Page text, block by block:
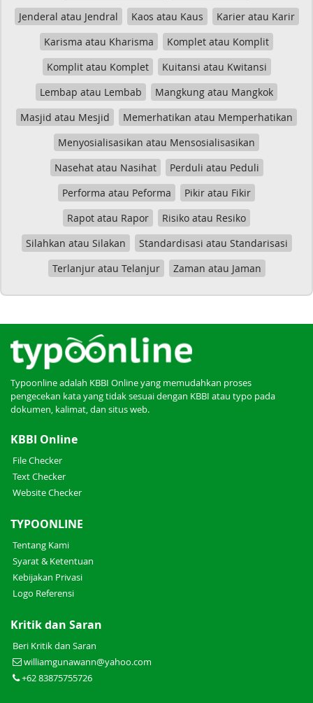
Jenderal atau Jendral
Kaos atau Kaus
Karier atau Karir
Karisma atau Kharisma
Komplet atau Komplit
Komplit atau Komplet
Kuitansi atau Kwitansi
Lembap atau Lembab
Mangkung atau Mangkok
Masjid atau Mesjid
Memerhatikan atau Memperhatikan
Menyosialisasikan atau Mensosialisasikan
Nasehat atau Nasihat
Perduli atau Peduli
Performa atau Peforma
Pikir atau Fikir
Rapot atau Rapor
Risiko atau Resiko
Silahkan atau Silakan
Standardisasi atau Standarisasi
Terlanjur atau Telanjur
Zaman atau Jaman
Typoonline adalah KBBI Online yang memudahkan proses
pengecekan kata yang tidak sesuai dengan KBBI atau typo pada
dokumen, kalimat, dan situs web.
KBBI Online
File Checker
Text Checker
Website Checker
TYPOONLINE
Tentang Kami
Syarat & Ketentuan
Kebijakan Privasi
Logo Referensi
Kritik dan Saran
Beri Kritik dan Saran
williamgunawann@yahoo.com
+62 83875755726